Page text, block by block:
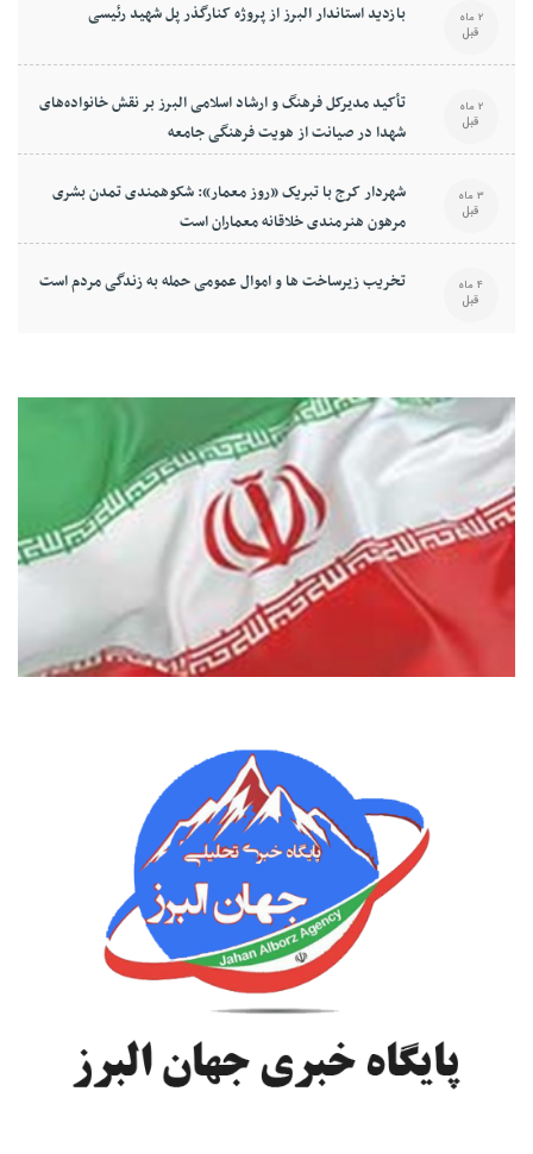
بازدید استاندار البرز از پروژه کنارگذر پل شهید رئیسی 2 ماه
قبل
تأکید مدیرکل فرهنگ و ارشاد اسلامی البرز بر نقش خانواده‌های
شهدا در صیانت از هویت فرهنگی جامعه
2 ماه
قبل
شهردار کرج با تبریک «روز معمار»: شکوهمندی تمدن بشری
مرهون هنرمندی خلاقانه معماران است
3 ماه
قبل
تخریب زیرساخت ها و اموال عمومی حمله به زندگی مردم است 4 ماه
قبل